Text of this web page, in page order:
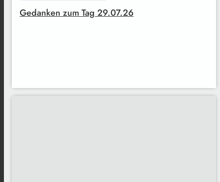
Gedanken zum Tag 29.07.26